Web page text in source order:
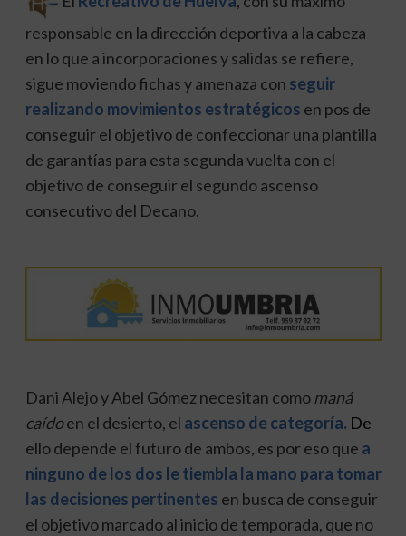
responsable en la dirección deportiva a la cabeza
en lo que a incorporaciones y salidas se refiere,
sigue moviendo fichas y amenaza con seguir
realizando movimientos estratégicos en pos de
conseguir el objetivo de confeccionar una plantilla
de garantías para esta segunda vuelta con el
objetivo de conseguir el segundo ascenso
consecutivo del Decano.
Dani Alejo y Abel Gómez necesitan comomaná
caídoen el desierto, el ascenso de categoría. De
ello depende el futuro de ambos, es por eso que a
ninguno de los dos le tiembla la mano para tomar
las decisiones pertinentes en busca de conseguir
el objetivo marcado al inicio de temporada, que no